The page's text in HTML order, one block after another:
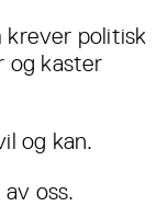
krever politisk
og kaster
og kan.
oss.